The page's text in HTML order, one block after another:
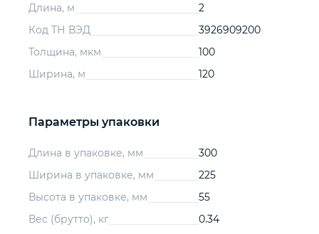
Длина, м
2
Код ТН ВЭД
3926909200
Толщина, мкм
100
Ширина, м
120
Параметры упаковки
Длина в упаковке, мм
300
Ширина в упаковке, мм
225
Высота в упаковке, мм
55
Вес (брутто), кг
0.34